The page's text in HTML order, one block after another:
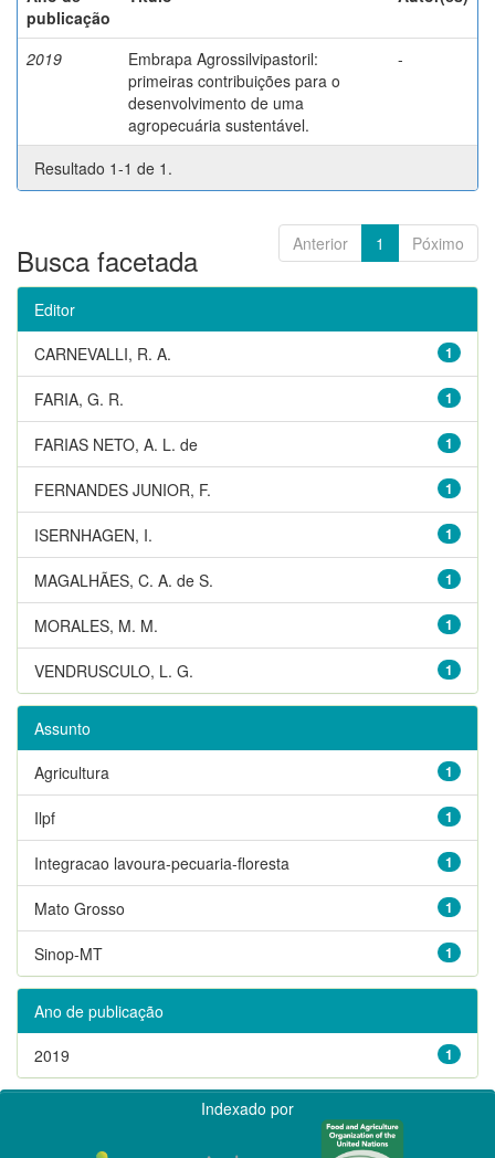
publicação
2019
Embrapa Agrossilvipastoril:
primeiras contribuições para o
desenvolvimento de uma
agropecuária sustentável.
-
Resultado 1-1 de 1.
Anterior 1 Póximo
Busca facetada
Editor
1
CARNEVALLI, R. A.
1
FARIA, G. R.
1
FARIAS NETO, A. L. de
1
FERNANDES JUNIOR, F.
1
ISERNHAGEN, I.
1
MAGALHÃES, C. A. de S.
1
MORALES, M. M.
1
VENDRUSCULO, L. G.
Assunto
1
Agricultura
1
Ilpf
1
Integracao lavoura-pecuaria-floresta
1
Mato Grosso
1
Sinop-MT
Ano de publicação
1
2019
Indexado por